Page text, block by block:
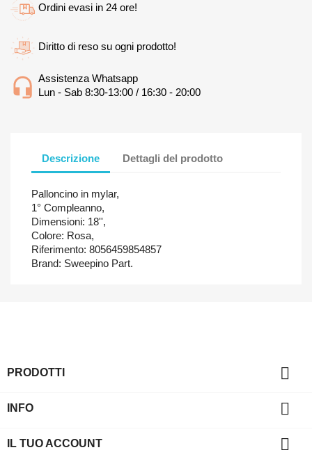
Ordini evasi in 24 ore!
Diritto di reso su ogni prodotto!
Assistenza Whatsapp
Lun - Sab 8:30-13:00 / 16:30 - 20:00
Descrizione Dettagli del prodotto
Palloncino in mylar,
1° Compleanno,
Dimensioni: 18'',
Colore: Rosa,
Riferimento: 8056459854857
Brand: Sweepino Part.
PRODOTTI 
INFO 
IL TUO ACCOUNT 